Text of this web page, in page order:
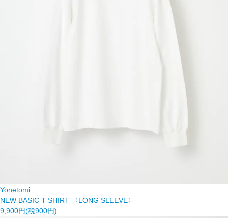
Yonetomi
NEW BASIC T-SHIRT 〈LONG SLEEVE〉
9,900円(税900円)